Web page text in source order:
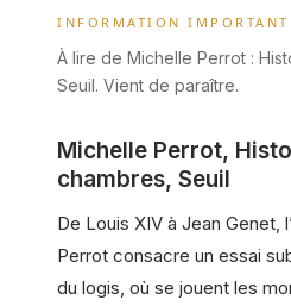
INFORMATION
À lire de Michelle Perrot :
Seuil. Vient de paraître.
Michelle Perrot,
chambres, Seuil
De Louis XIV à Jean Genet,
Perrot consacre un essai
du logis, où se jouent les